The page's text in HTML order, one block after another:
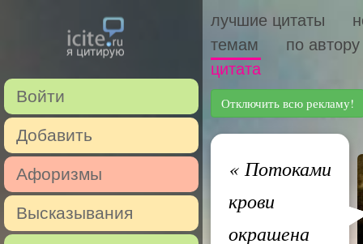
Войти
Добавить
Афоризмы
Высказывания
лучшие цитаты
темам
по автору
цитата
Отключить всю рекламу!
«Потоками
крови
окрашена